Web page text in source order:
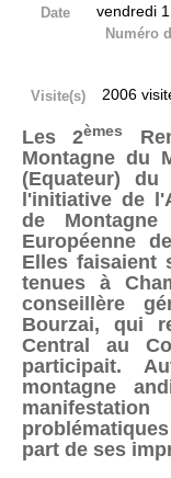
Date vendredi
Numéro
Visite(s) 2006
Les 2èmes
Montagne du
(Equateur)
l'initiative de
de
Européenne
Elles faisaient
tenues à
conseillère
Bourzai, qui
Central au
participait.
montagne
part de ses